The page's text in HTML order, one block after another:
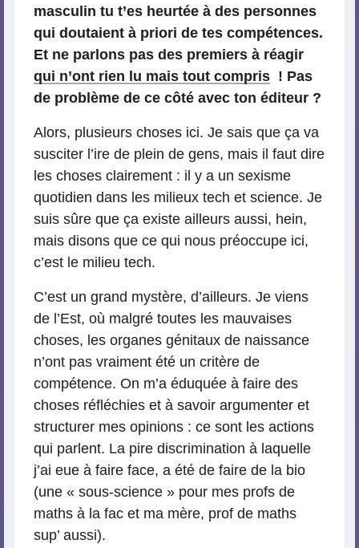
masculin tu t’es heurtée à des personnes
qui doutaient à priori de tes compétences.
Et ne parlons pas des premiers à réagir
qui n’ont rien lu mais tout compris ! Pas
de problème de ce côté avec ton éditeur ?
Alors, plusieurs choses ici. Je sais que ça va
susciter l’ire de plein de gens, mais il faut dire
les choses clairement : il y a un sexisme
quotidien dans les milieux tech et science. Je
suis sûre que ça existe ailleurs aussi, hein,
mais disons que ce qui nous préoccupe ici,
c’est le milieu tech.
C’est un grand mystère, d’ailleurs. Je viens
de l’Est, où malgré toutes les mauvaises
choses, les organes génitaux de naissance
n’ont pas vraiment été un critère de
compétence. On m’a éduquée à faire des
choses réfléchies et à savoir argumenter et
structurer mes opinions : ce sont les actions
qui parlent. La pire discrimination à laquelle
j’ai eue à faire face, a été de faire de la bio
(une « sous-science » pour mes profs de
maths à la fac et ma mère, prof de maths
sup’ aussi).